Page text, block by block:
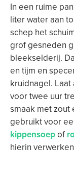
In een ruime
liter water aan
schep het
grof gesneden
bleekselderij.
en tijm en
kruidnagel.
voor twee uur
smaak met
gebruikt voor
kippensoepof
hierin